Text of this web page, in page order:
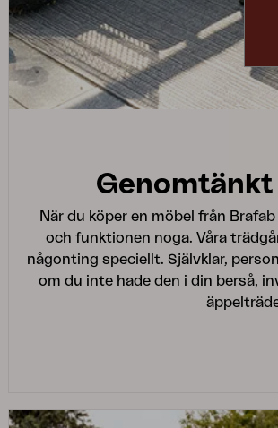
När du köper en möbel från
och funktionen noga. Våra
någonting speciellt. Självklar,
om du inte hade den i din berså,